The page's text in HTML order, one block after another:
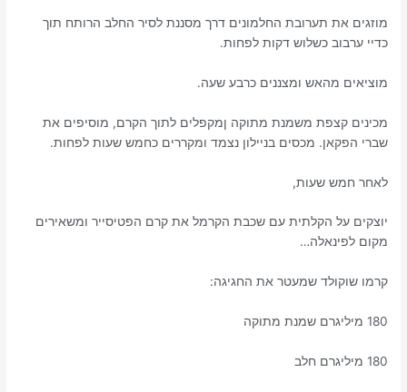
מוזגים את תערובת החלמונים דרך מסננת לסיר החלב הרותח תוך
כדיי ערבוב כשלוש דקות לפחות.
מוציאים מהאש ומצננים כרבע שעה.
מכינים קצפת משמנת מתוקה ןמקפלים לתוך הקרם, מוסיפים את
שברי הפקאן. מכסים בניילון נצמד ומקררים כחמש שעות לפחות.
לאחר חמש שעות,
יוצקים על הקלתית עם שכבת הקרמל את קרם הפטיסייר ומשאירים
מקום לפינאלה…
קרמו שוקולד שמעטר את החגיגה:
180 מיליגרם שמנת מתוקה
180 מיליגרם חלב